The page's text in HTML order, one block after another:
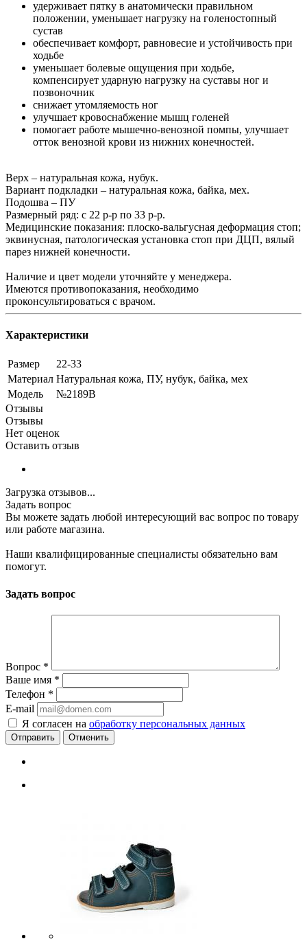
удерживает пятку в анатомически правильном
положении, уменьшает нагрузку на голеностопный
сустав
обеспечивает комфорт, равновесие и устойчивость при
ходьбе
уменьшает болевые ощущения при ходьбе,
компенсирует ударную нагрузку на суставы ног и
позвоночник
снижает утомляемость ног
улучшает кровоснабжение мышц голеней
помогает работе мышечно-венозной помпы, улучшает
отток венозной крови из нижних конечностей.
Верх – натуральная кожа, нубук.
Вариант подкладки – натуральная кожа, байка, мех.
Подошва – ПУ
Размерный ряд: с 22 р-р по 33 р-р.
Медицинские показания: плоско-вальгусная деформация стоп;
эквинусная, патологическая установка стоп при ДЦП, вялый
парез нижней конечности.
Наличие и цвет модели уточняйте у менеджера.
Имеются противопоказания, необходимо
проконсультироваться с врачом.
Характеристики
Размер
22-33
Материал Натуральная кожа, ПУ, нубук, байка, мех
Модель
№2189В
Отзывы
Отзывы
Нет оценок
Оставить отзыв
Загрузка отзывов...
Задать вопрос
Вы можете задать любой интересующий вас вопрос по товару
или работе магазина.
Наши квалифицированные специалисты обязательно вам
помогут.
Задать вопрос
Вопрос *
Ваше имя *
Телефон *
E-mail
Я согласен на обработку персональных данных
Отменить